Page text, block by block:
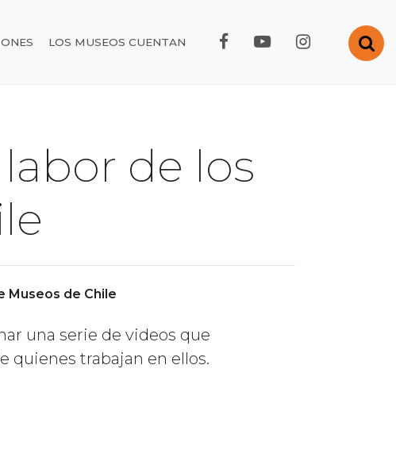
LOS MUSEOS CUENTAN FACEBOOK RMC
YOUTUBE RMC
de los
Museos de Chile
una serie de videos que
quienes trabajan en ellos.